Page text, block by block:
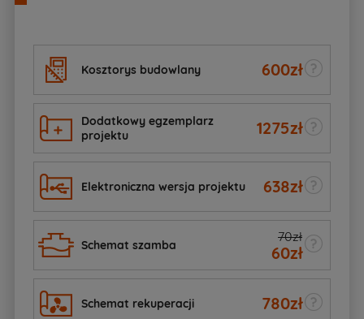
Kosztorys budowlany 600zł
Dodatkowy egzemplarz
projektu
1275zł
Elektroniczna wersja projektu 638zł
Schemat szamba
70zł
60zł
Schemat rekuperacji 780zł